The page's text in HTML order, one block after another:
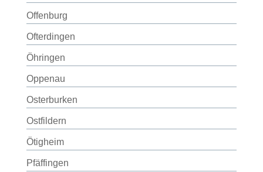
Offenburg
Ofterdingen
Öhringen
Oppenau
Osterburken
Ostfildern
Ötigheim
Pfäffingen